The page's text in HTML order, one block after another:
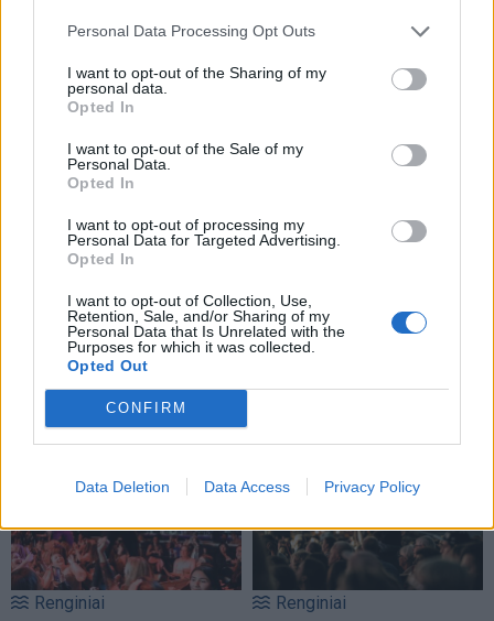
Personal Data Processing Opt Outs
I want to opt-out of the Sharing of my
personal data.
Opted In
I want to opt-out of the Sale of my
Personal Data.
Opted In
I want to opt-out of processing my
Personal Data for Targeted Advertising.
Opted In
I want to opt-out of Collection, Use,
Retention, Sale, and/or Sharing of my
Personal Data that Is Unrelated with the
Purposes for which it was collected.
Opted Out
CONFIRM
Data Deletion Data Access Privacy Policy
TAIP PAT SKAITYKITE
Renginiai Renginiai